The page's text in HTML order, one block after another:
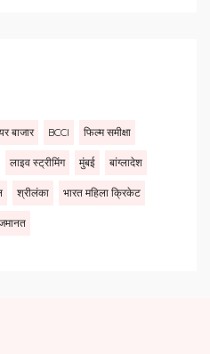
बाजार BCCI फिल्म समीक्षा
लाइव स्ट्रीमिंग मुंबई बांग्लादेश
श्रीलंका भारत महिला क्रिकेट